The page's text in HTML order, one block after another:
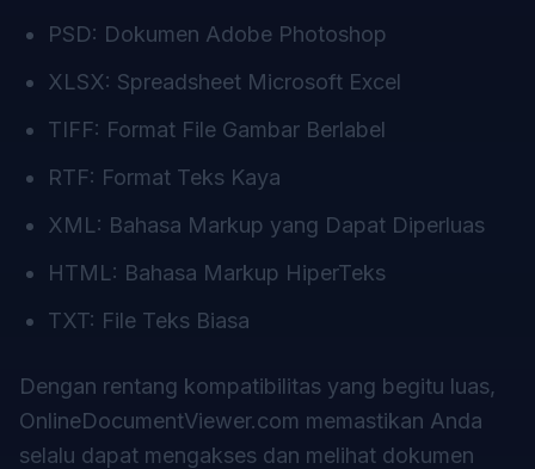
PSD: Dokumen Adobe Photoshop
XLSX: Spreadsheet Microsoft Excel
TIFF: Format File Gambar Berlabel
RTF: Format Teks Kaya
XML: Bahasa Markup yang Dapat Diperluas
HTML: Bahasa Markup HiperTeks
TXT: File Teks Biasa
Dengan rentang kompatibilitas yang begitu luas,
OnlineDocumentViewer.com memastikan Anda
selalu dapat mengakses dan melihat dokumen